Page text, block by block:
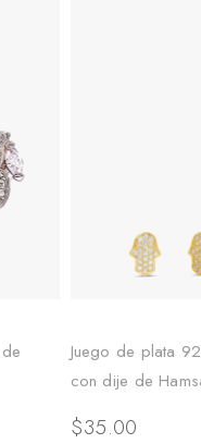
Juego de plata
con dije de
$35.00